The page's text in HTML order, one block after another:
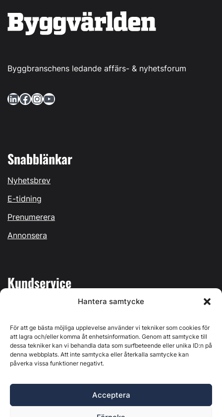
Hantera samtycke
För att ge bästa möjliga upplevelse använder vi tekniker som cookies för
att lagra och/eller komma åt enhetsinformation. Genom att samtycke till
dessa tekniker kan vi behandla data som surfbeteende eller unika ID:n på
denna webbplats. Att inte samtycka eller återkalla samtycke kan
påverka vissa funktioner negativt.
Acceptera
Byggbranschens ledande affärs- & nyhetsforum
LinkedIn Facebook InstagramYouTube
Snabblänkar
Nyhetsbrev
E-tidning
Prenumerera
Annonsera
Kundservice
Kontakta oss
Östernäsvägen 1, 827 32 Ljusdal, org.nr: 556625-6425 -
Ansvarig utgivare: Henrik Ekberg. Innehållet på denna
webbplats är upphovsrättsligt skyddat. Ange källa vid citering.